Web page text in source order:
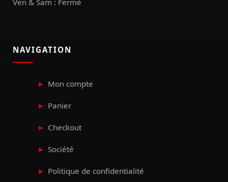
NAVIGATION
Mon compte
Panier
Checkout
Société
Politique de confidentialité